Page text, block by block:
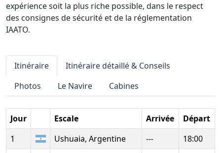
expérience soit la plus riche possible, dans le respect
des consignes de sécurité et de la réglementation
IAATO.
Itinéraire
Itinéraire détaillé & Conseils
Photos
Le Navire Cabines
Jour Escale Arrivée
Départ
1
Ushuaia, Argentine ---
18:00